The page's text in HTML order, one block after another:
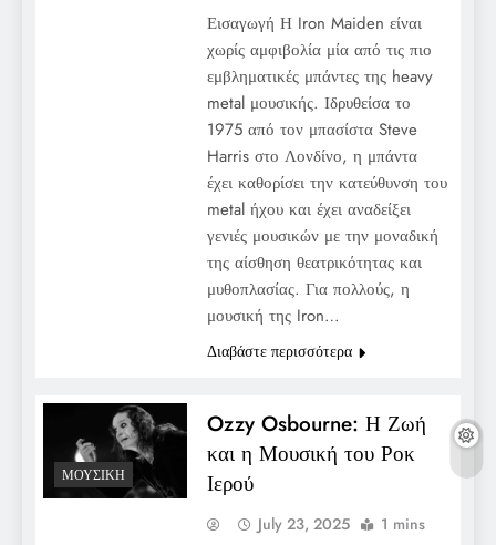
Εισαγωγή Η Iron Maiden είναι
χωρίς αμφιβολία μία από τις πιο
εμβληματικές μπάντες της heavy
metal μουσικής. Ιδρυθείσα το
1975 από τον μπασίστα Steve
Harris στο Λονδίνο, η μπάντα
έχει καθορίσει την κατεύθυνση του
metal ήχου και έχει αναδείξει
γενιές μουσικών με την μοναδική
της αίσθηση θεατρικότητας και
μυθοπλασίας. Για πολλούς, η
μουσική της Iron…
Διαβάστε περισσότερα
ΜΟΥΣΙΚΉ
Ozzy Osbourne: Η Ζωή
και η Μουσική του Ροκ
Ιερού
July 23, 2025 1 mins